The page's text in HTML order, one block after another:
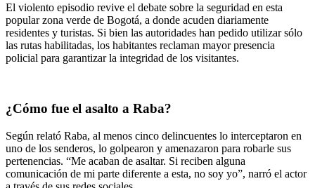
El violento episodio revive el debate sobre la seguridad en esta
popular zona verde de Bogotá, a donde acuden diariamente
residentes y turistas. Si bien las autoridades han pedido utilizar sólo
las rutas habilitadas, los habitantes reclaman mayor presencia
policial para garantizar la integridad de los visitantes.
¿Cómo fue el asalto a Raba?
Según relató Raba, al menos cinco delincuentes lo interceptaron en
uno de los senderos, lo golpearon y amenazaron para robarle sus
pertenencias. “Me acaban de asaltar. Si reciben alguna
comunicación de mi parte diferente a esta, no soy yo”, narró el actor